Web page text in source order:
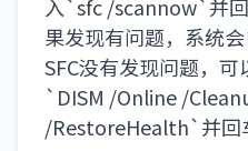
入`sfc /scannow`并
果发现有问题，系统
SFC没有发现问题，
`DISM /Online /
/RestoreHealth`并回